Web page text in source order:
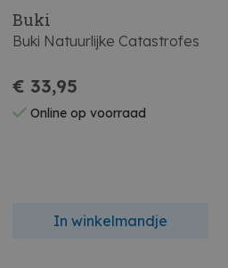
Buki
Buki Natuurlijke Catastrofes
€ 33,95
Online op voorraad
In winkelmandje